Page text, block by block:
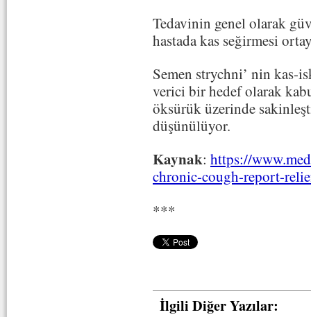
Tedavinin genel olarak
hastada kas seğirmesi
Semen strychni’ nin kas-
verici bir hedef olarak
öksürük üzerinde
düşünülüyor.
Kaynak: https://
chronic-cough-report-
***
İlgili Diğer Yazılar: